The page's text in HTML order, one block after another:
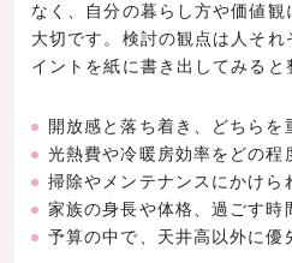
なく、自分の暮らし方や価値
大切です。検討の観点は人そ
イントを紙に書き出してみると
開放感と落ち着き、どちらを
光熱費や冷暖房効率をどの程
掃除やメンテナンスにかけら
家族の身長や体格、過ごす時
予算の中で、天井高以外に優